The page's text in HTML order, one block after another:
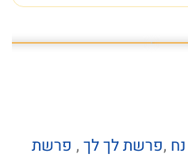
,פרשת לך לך , פרשת